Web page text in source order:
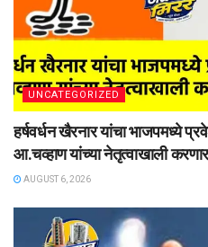
UNCATEGORIZED
हर्षवर्धन खैरनार यांचा भाजपमध्ये
आ.चव्हाण यांच्या नेतृत्वाखाली
AUGUST 6, 2026